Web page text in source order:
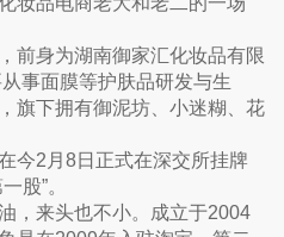
身为湖南御家汇化妆品有限
事面膜等护肤品研发与生
旗下拥有御泥坊、小迷糊、花
今2月8日正式在深交所挂牌
股”。
来头也不小。成立于2004